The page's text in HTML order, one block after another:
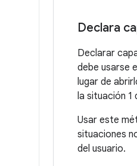
Declara
Declarar
debe usarse
lugar de
la situación 1
Usar este
situaciones
del usuario.